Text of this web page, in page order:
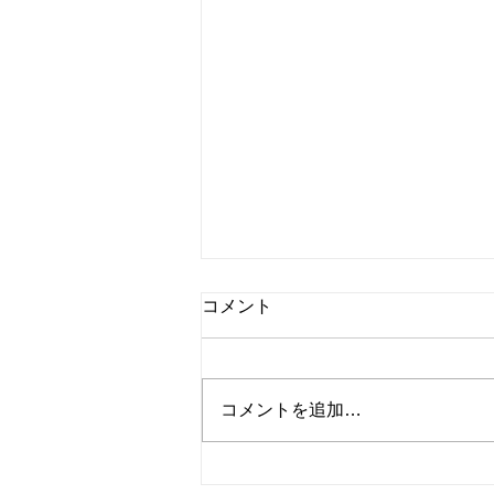
コメント
コメントを追加…